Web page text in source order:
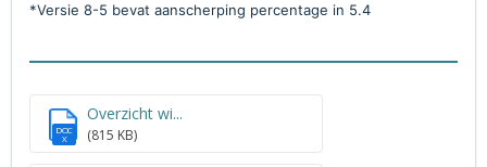
*Versie 8-5 bevat aanscherping percentage in 5.4
DOC
X
Overzicht wi...
(815 KB)